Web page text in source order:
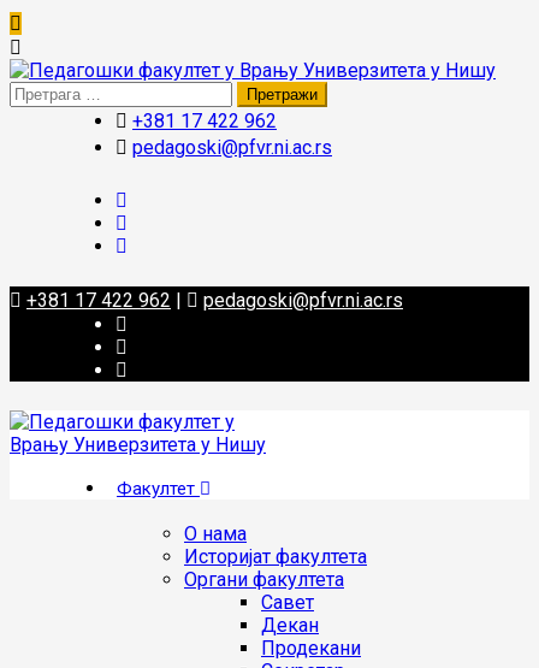
Претрага
за:
+381 17 422 962
pedagoski@pfvr.ni.ac.rs
+381 17 422 962 | pedagoski@pfvr.ni.ac.rs
Факултет
О нама
Историјат факултета
Органи факултета
Савет
Декан
Продекани